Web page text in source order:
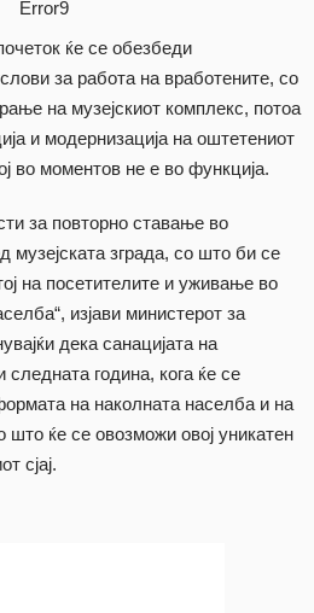
Error9
ќе се обезбеди
за работа на вработените, со
на музејскиот комплекс, потоа
и модернизација на оштетениот
во моментов не е во функција.
за повторно ставање во
музејската зграда, со што би се
на посетителите и уживање во
изјави министерот за
дека санацијата на
година, кога ќе се
на наколната населба и на
што ќе се овозможи овој уникатен
сјај.